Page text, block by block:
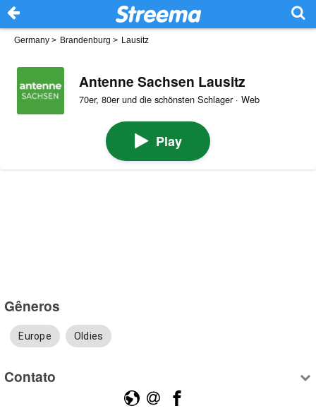
Germany > Brandenburg > Lausitz
Antenne Sachsen Lausitz
70er, 80er und die schönsten Schlager · Web
Play
Gêneros
Europe Oldies
Contato